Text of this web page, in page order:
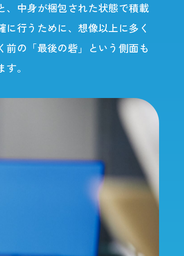
、中身が梱包された状態で積載
行うために、想像以上に多く
の「最後の砦」という側面も
。